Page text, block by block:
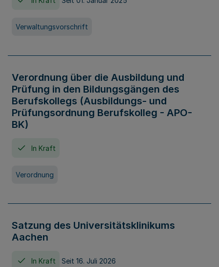
Verwaltungsvorschrift
Verordnung über die Ausbildung und
Prüfung in den Bildungsgängen des
Berufskollegs (Ausbildungs- und
Prüfungsordnung Berufskolleg - APO-
BK)
In Kraft
Verordnung
Satzung des Universitätsklinikums
Aachen
In Kraft Seit 16. Juli 2026